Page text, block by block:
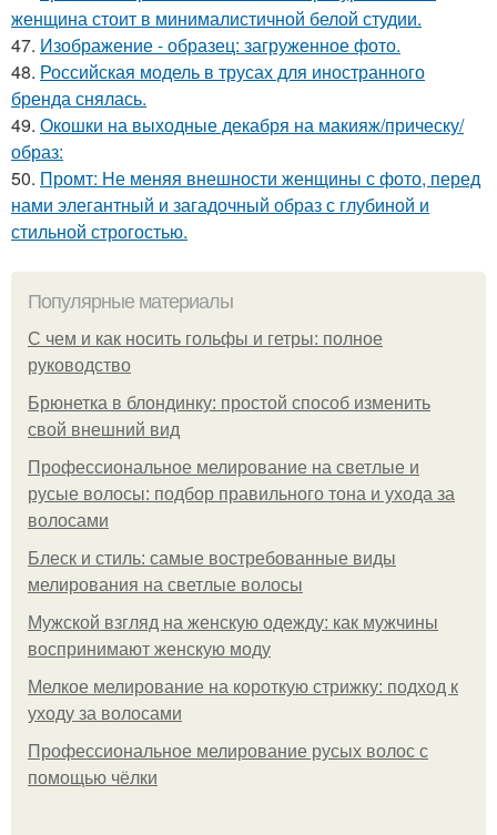
женщина стоит в минималистичной белой студии.
47. Изображение - образец: загруженное фото.
48. Российская модель в трусах для иностранного
бренда снялась.
49. Окошки на выходные декабря на макияж/прическу/
образ:
50. Промт: Не меняя внешности женщины с фото, перед
нами элегантный и загадочный образ с глубиной и
стильной строгостью.
Популярные материалы
С чем и как носить гольфы и гетры: полное
руководство
Брюнетка в блондинку: простой способ изменить
свой внешний вид
Профессиональное мелирование на светлые и
русые волосы: подбор правильного тона и ухода за
волосами
Блеск и стиль: самые востребованные виды
мелирования на светлые волосы
Мужской взгляд на женскую одежду: как мужчины
воспринимают женскую моду
Мелкое мелирование на короткую стрижку: подход к
уходу за волосами
Профессиональное мелирование русых волос с
помощью чёлки